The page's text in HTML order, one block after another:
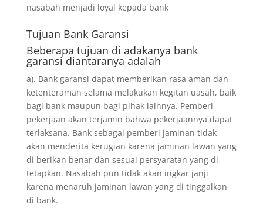
nasabah menjadi loyal kepada bank
Tujuan Bank Garansi
Beberapa tujuan di adakanya bank
garansi diantaranya adalah
a). Bank garansi dapat memberikan rasa aman dan
ketenteraman selama melakukan kegitan uasah, baik
bagi bank maupun bagi pihak lainnya. Pemberi
pekerjaan akan terjamin bahwa pekerjaannya dapat
terlaksana. Bank sebagai pemberi jaminan tidak
akan menderita kerugian karena jaminan lawan yang
di berikan benar dan sesuai persyaratan yang di
tetapkan. Nasabah pun tidak akan ingkar janji
karena menaruh jaminan lawan yang di tinggalkan
di bank.